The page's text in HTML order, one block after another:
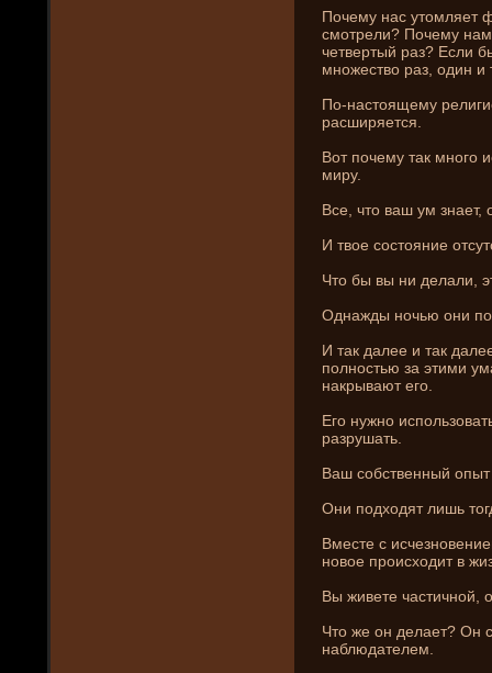
Почему нас утомляет
смотрели? Почему нам
четвертый раз? Если
множество раз, один
По-настоящему
расширяется.
Вот почему так много
миру.
Все, что ваш ум знает,
И твое состояни­е
Что бы вы ни­ де­лали,
Однажды ночью они­
И так далее и так
полностью за этими
накрывают его.
Его нужно
разрушать.
Ваш собственный
Они­ подходят лишь
Вместе с
новое происходит в
Вы живете частичной,
Что же он де­лает? Он
наблюдателем.